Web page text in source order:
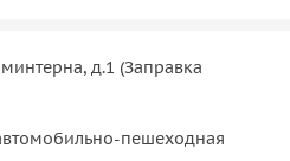
д.1 (Заправка
пешеходная